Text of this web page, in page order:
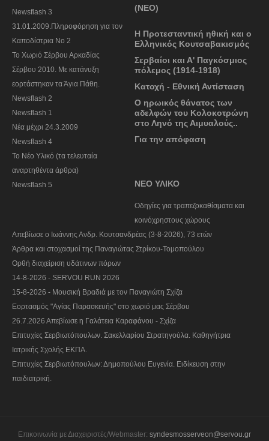
Newsflash 3
31.01.2009.Πληροφόρηση για τον
Καποδίστρια Νο 2
To Χωριό Σέρβου Αρκαδίας
Σέρβου 2010. Με κατάνυξη
εορτάστηκαν τα Άγια Πάθη.
Newsflash 2
Newsflash 1
Nέα μέχρι 24.3.2009
Newsflash 4
Το Νέο Υλικό (τα τελευταία
αναρτηθέντα άρθρα)
Newsflash 5
(ΝΕΟ)
Η Προτεσταντική ηθική και ο
Ελληνικός Κουτσαβακισμός
Σερβαίοι και Α' Παγκόσμιος
πόλεμος (1914-1918)
Κατοχή - Εθνική Αντίσταση
Ο ηρωικός θάνατος των
αδελφών του Κολοκοτρώνη
στο Ληνό της Αιμυαλούς..
Για την απόφαση
ΝΕΟ ΥΛΙΚΟ
Οδηγίες για τραπεζοκαθίσματα και
κοινόχρηστους χώρους
Απεβίωσε ο Ιωάννης Ανδρ. Κουτσανδρέας (3-8-2026), 73 ετών
Άρθρα και στοχασμοί της Παναγιώτας Στρίκου-Τομοπούλου
Ορθή διαχείριση υδάτινων πόρων
14-8-2026 - SERVOU RUN 2026
15-8-2026 - Μουσική Βραδιά με τον Παναγιώτη Σχίζα
Εορτασμός "Αγίας Παρασκευής" στο χωριό μας Σέρβου
26.7.2026 Απεβίωσε η Γαλάτεια Καραφάνου - Σχίζα
Επιτυχίες Σερβιωτόπουλων. Σακελλαρίου Στρατηγούλα. Καθηγήτρια
Ιατρικής Σχολής ΕΚΠΑ.
Επιτυχίες Σερβιωτόπουλων: Δημοπούλου Ευγενία. Ειδίκευση στην
παιδιατρική.
Επικοινωνία με Διαχειριστές/Webmaster: syndesmosserveon@servou.gr